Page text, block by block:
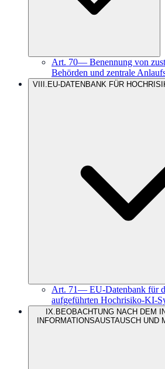
Art. 70— Benennung von
Behörden und zentrale
VIII . EU-DATENBANK FÜR
Art. 71— EU-Datenbank für
aufgeführten Hochrisiko-KI-
IX. BEOBACHTUNG NACH DEM
INFORMATIONSAUSTAUSCH UND